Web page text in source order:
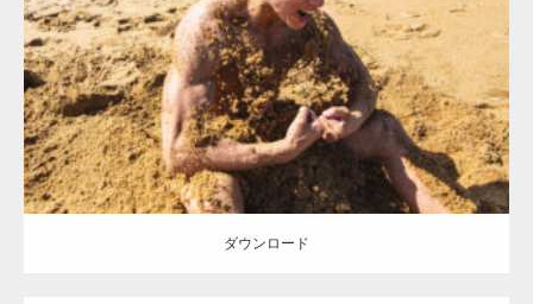
Category:海のマッチョ オレンジの人 AKIHITO(細マッチョ)
ダウンロード
ダウンロード